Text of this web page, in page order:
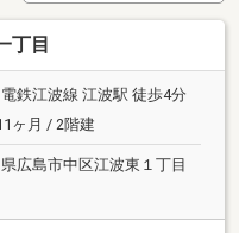
丁目
鉄江波線 江波駅 徒歩4分
ヶ月 / 2階建
広島市中区江波東１丁目